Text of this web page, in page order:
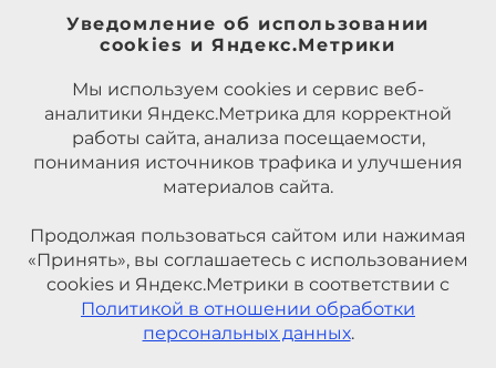
Уведомление об использовании
cookies и Яндекс.Метрики
Мы используем cookies и сервис веб-
аналитики Яндекс.Метрика для корректной
работы сайта, анализа посещаемости,
понимания источников трафика и улучшения
материалов сайта.
Продолжая пользоваться сайтом или нажимая
«Принять», вы соглашаетесь с использованием
cookies и Яндекс.Метрики в соответствии с
Политикой в отношении обработки
персональных данных.